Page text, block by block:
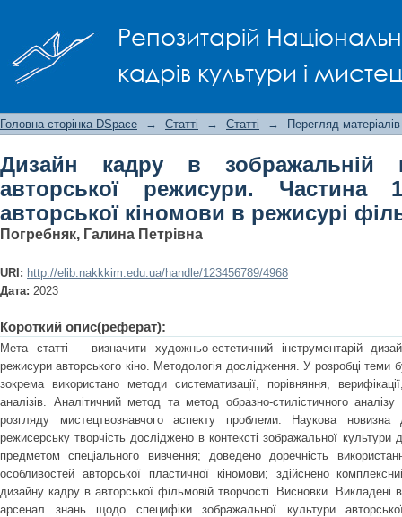
Репозитарій
кадрів культури і
Частина 1. Конструювання
Іллєнка
Головна сторінка DSpace → Статті → Статті → Перегляд матеріалів
Дизайн кадру в зображальній
авторської режисури. Частина
авторської кіномови в режисурі
Погребняк, Галина Петрівна
URI: http://elib.nakkkim.edu.ua/handle/123456789/4968
Дата: 2023
Короткий опис(реферат):
Мета статті – визначити художньо-естетичний інструментарій
режисури авторського кіно. Методологія дослідження. У розробці теми
зокрема використано методи систематизації, порівняння,
аналізів. Аналітичний метод та метод образно-стилістичного
розгляду мистецтвознавчого аспекту проблеми. Наукова
режисерську творчість досліджено в контексті зображальної
предметом спеціального вивчення; доведено доречність
особливостей авторської пластичної кіномови; здійснено
дизайну кадру в авторської фільмовій творчості. Висновки.
арсенал знань щодо специфіки зображальної культури